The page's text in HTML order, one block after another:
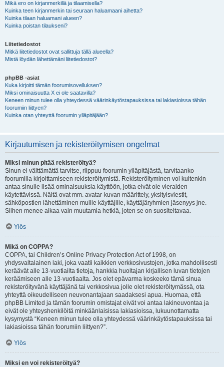
Mikä ero on kirjanmerkillä ja tilaamisella?
Kuinka teen kirjanmerkin tai seuraan haluamaani aihetta?
Kuinka tilaan haluamani alueen?
Kuinka poistan tilaukseni?
Liitetiedostot
Mitkä liitetiedostot ovat sallittuja tällä alueella?
Mistä löydän lähettämäni liitetiedostot?
phpBB -asiat
Kuka kirjoitti tämän foorumisovelluksen?
Miksi ominaisuutta X ei ole saatavilla?
Keneen minun tulee olla yhteydessä väärinkäytöstapauksissa tai lakiasioissa tähän
foorumiin liittyen?
Kuinka otan yhteyttä foorumin ylläpitäjään?
Kirjautumisen ja rekisteröitymisen ongelmat
Miksi minun pitää rekisteröityä?
Sinun ei välttämättä tarvitse, riippuu foorumin ylläpitäjästä, tarvitaanko
foorumilla kirjoittamiseen rekisteröitymistä. Rekisteröityminen voi kuitenkin
antaa sinulle lisää ominaisuuksia käyttöön, jotka eivät ole vieraiden
käytettävissä. Näitä ovat mm. avatar-kuvan määrittely, yksityisviestit,
sähköpostien lähettäminen muille käyttäjille, käyttäjäryhmien jäsenyys jne.
Siihen menee aikaa vain muutamia hetkiä, joten se on suositeltavaa.
Ylös
Mikä on COPPA?
COPPA, tai Children’s Online Privacy Protection Act of 1998, on
yhdysvaltalainen laki, joka vaatii kaikkien verkkosivustojen, jotka mahdollisesti
keräävät alle 13-vuotiailta tietoja, hankkia huoltajan kirjallisen luvan tietojen
keräämiseen alle 13-vuotiaalta. Jos olet epävarma koskeeko tämä sinua
rekisteröityvänä käyttäjänä tai verkkosivua jolle olet rekisteröitymässä, ota
yhteyttä oikeudelliseen neuvonantajaan saadaksesi apua. Huomaa, että
phpBB Limited ja tämän foorumin omistajat eivät voi antaa lakineuvontaa ja
eivät ole yhteyshenkilöitä minkäänlaisissa lakiasioissa, lukuunottamatta
kysymystä “Keneen minun tulee olla yhteydessä väärinkäytöstapauksissa tai
lakiasioissa tähän foorumiin liittyen?”.
Ylös
Miksi en voi rekisteröityä?